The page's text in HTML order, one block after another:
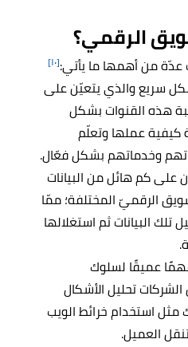
الرقمي؟
عدّة من أهمها ما يأتي:[١٠]
سريع والذي يتعيّن على
هذه القنوات بشكل
عملها وتعلّم
وخدماتهم بشكل فعّال.
كم هائل من البيانات
الرقميّ المختلفة؛ ممّا
البيانات ثم استغلالها
عميقًا لسلوك
تحليل الأشكال
استخدام خرائط الويب
العميل.